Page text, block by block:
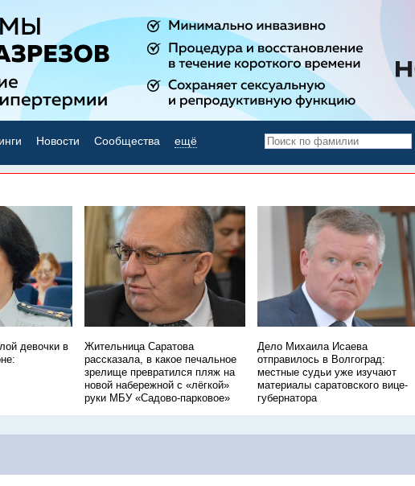
Новости Сообщества ещё
девочки в
Жительница Саратова
рассказала, в какое печальное
зрелище превратился пляж на
новой набережной с «лёгкой»
руки МБУ «Садово-парковое»
Дело Михаила Исаева
отправилось в Волгоград:
местные судьи уже изучают
материалы саратовского вице-
губернатора